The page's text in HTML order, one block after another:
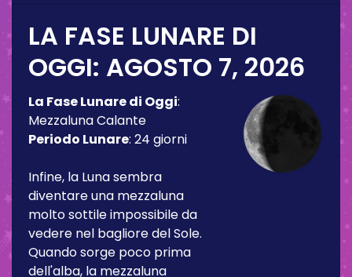
LA FASE LUNARE DI
OGGI: AGOSTO 7, 2026
La Fase Lunare di Oggi:
Mezzaluna Calante
Periodo Lunare: 24 giorni
Infine, la Luna sembra
diventare una mezzaluna
molto sottile impossibile da
vedere nel bagliore del Sole.
Quando sorge poco prima
dell'alba, la mezzaluna